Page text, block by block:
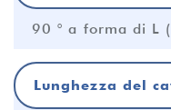
90 ° a forma di L
Lunghezza del